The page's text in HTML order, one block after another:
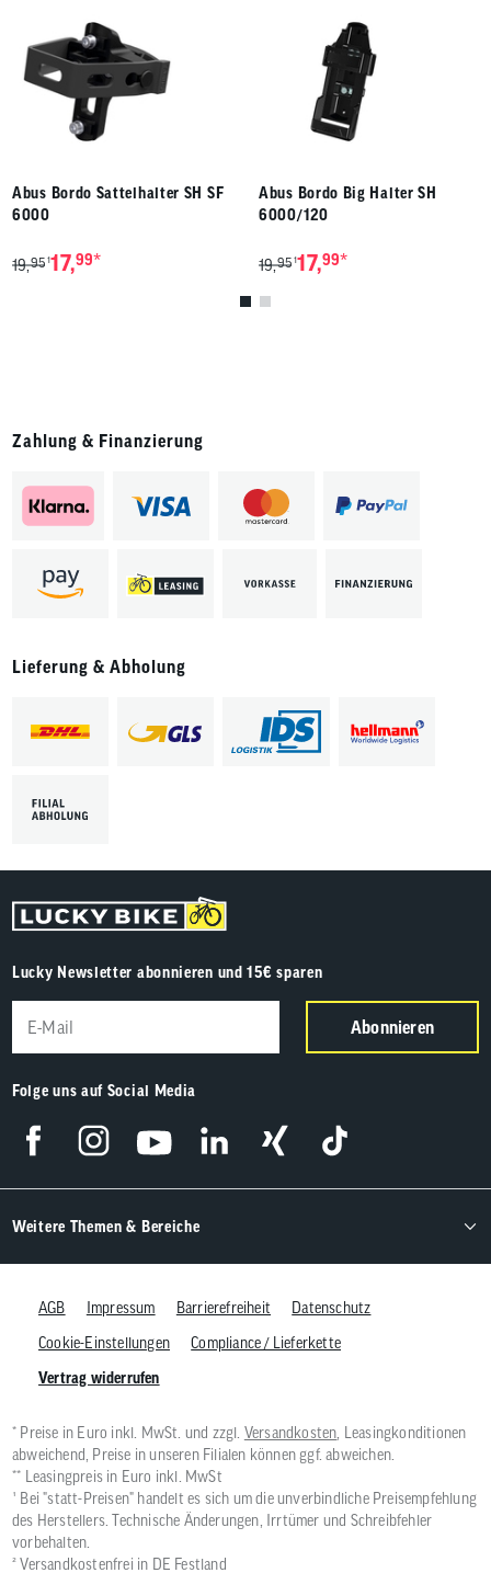
Abus Bordo Sattelhalter SH SF
6000
19,95 117,99*
Abus Bordo Big Halter SH
6000/120
19,95 117,99*
Zahlung & Finanzierung
Lieferung & Abholung
Lucky Newsletter abonnieren und 15€ sparen
Abonnieren
Folge uns auf Social Media
Weitere Themen & Bereiche
AGB Impressum Barrierefreiheit
Datenschutz
Cookie-Einstellungen
Compliance / Lieferkette
Vertrag widerrufen
* Preise in Euro inkl. MwSt. und zzgl. Versandkosten, Leasingkonditionen
abweichend, Preise in unseren Filialen können ggf. abweichen.
** Leasingpreis in Euro inkl. MwSt
¹ Bei "statt-Preisen" handelt es sich um die unverbindliche Preisempfehlung
des Herstellers. Technische Änderungen, Irrtümer und Schreibfehler
vorbehalten.
² Versandkostenfrei in DE Festland